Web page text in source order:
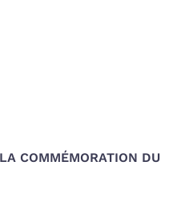
COMMÉMORATION DU